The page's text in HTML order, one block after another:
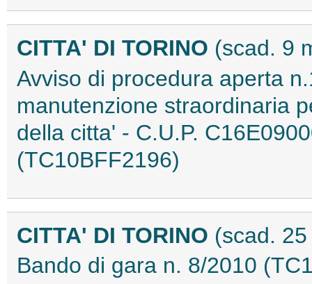
CITTA' DI TORINO (scad. 9
Avviso di procedura aperta
manutenzione straordinaria
della citta' - C.U.P.
(TC10BFF2196)
CITTA' DI TORINO (scad.
Bando di gara n. 8/2010